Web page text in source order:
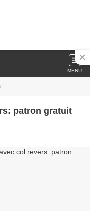
MENU
patron gratuit